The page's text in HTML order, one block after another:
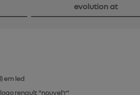
evolution at
em led
renault "nouvel'r"